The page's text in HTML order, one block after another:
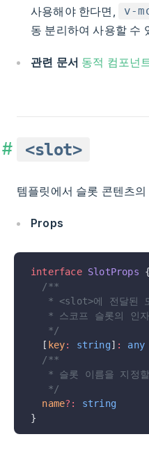
사용해야 한다면,
v-
동 분리하여 사용할 수
관련 문서 동적 컴포넌트
<slot>
템플릿에서 슬롯 콘텐츠
Props
interface SlotProps {
  /**
* <slot>에 전달된
* 스코프 슬롯의 인
   */
  [
key: string] :
any
  /**
* 슬롯 이름을 지정
   */
  name
?:
string
}